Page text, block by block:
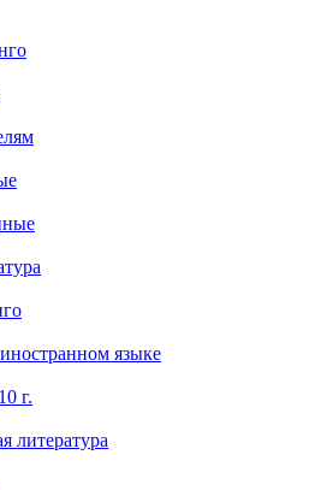
языке
г.
литература